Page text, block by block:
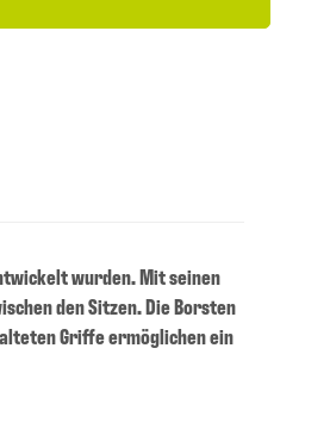
wurden. Mit seinen
den Sitzen. Die Borsten
Griffe ermöglichen ein